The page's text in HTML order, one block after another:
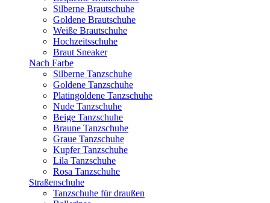
Silberne Brautschuhe
Goldene Brautschuhe
Weiße Brautschuhe
Hochzeitsschuhe
Braut Sneaker
Nach Farbe
Silberne Tanzschuhe
Goldene Tanzschuhe
Platingoldene Tanzschuhe
Nude Tanzschuhe
Beige Tanzschuhe
Braune Tanzschuhe
Graue Tanzschuhe
Kupfer Tanzschuhe
Lila Tanzschuhe
Rosa Tanzschuhe
Straßenschuhe
Tanzschuhe für draußen